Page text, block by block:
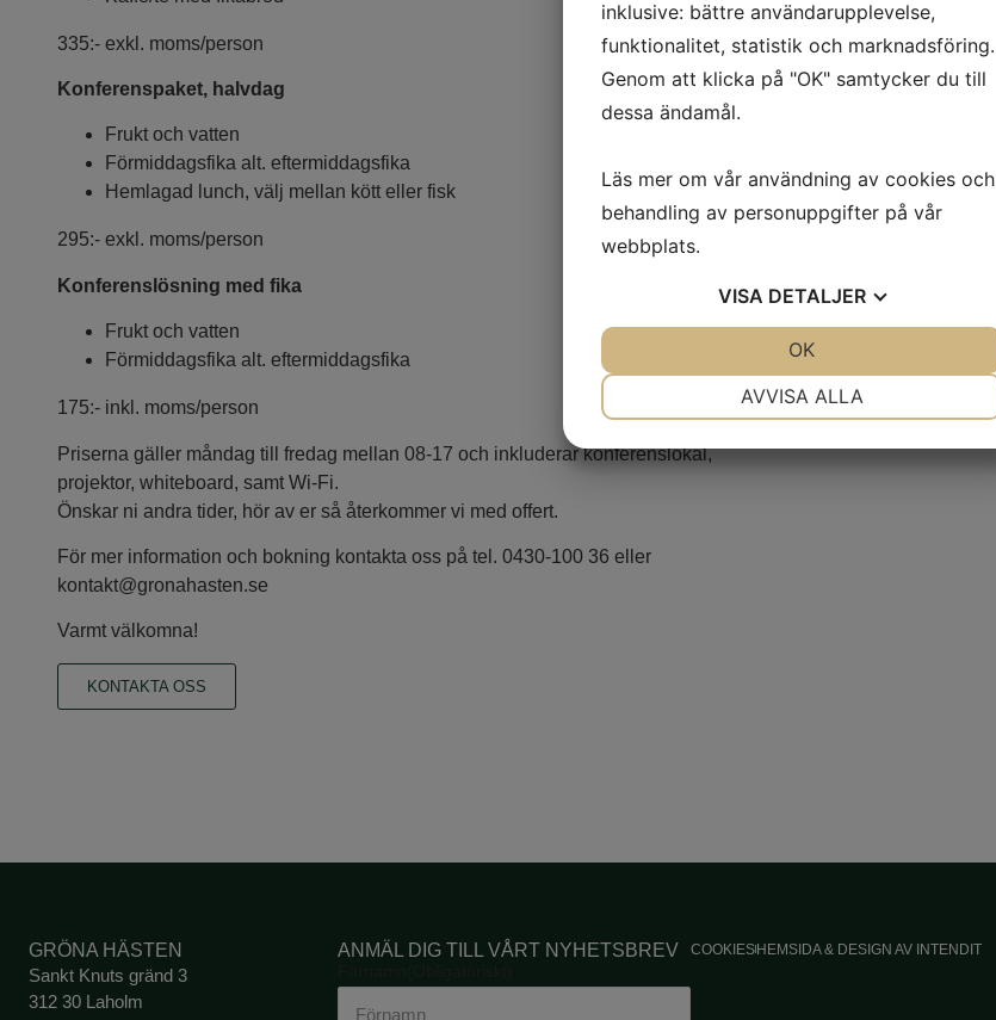
335:- exkl. moms/person
Konferenspaket, halvdag
Frukt och vatten
Förmiddagsfika alt. eftermiddagsfika
Hemlagad lunch, välj mellan kött eller fisk
295:- exkl. moms/person
Konferenslösning med fika
Frukt och vatten
Förmiddagsfika alt. eftermiddagsfika
175:- inkl. moms/person
Priserna gäller måndag till fredag mellan 08-17 och inkluderar konferenslokal,
projektor, whiteboard, samt Wi-Fi.
Önskar ni andra tider, hör av er så återkommer vi med offert.
För mer information och bokning kontakta oss på tel. 0430-100 36 eller
kontakt@gronahasten.se
Varmt välkomna!
KONTAKTA OSS
GRÖNA HÄSTEN
Sankt Knuts gränd 3
312 30 Laholm
ANMÄL DIG TILL VÅRT NYHETSBREV COOKIESHEMSIDA & DESIGN AV INTENDIT
inklusive: bättre användarupplevelse,
funktionalitet, statistik och marknadsföring.
Genom att klicka på "OK" samtycker du till
dessa ändamål.
Läs mer om vår användning av cookies och
behandling av personuppgifter på vår
webbplats.
VISA DETALJER
AVVISA ALLA
OK